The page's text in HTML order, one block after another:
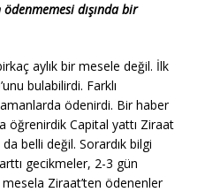
dışında bir
aylık bir mesele değil. İlk
bulabilirdi. Farklı
ödenirdi. Bir haber
öğrenirdik Capital yattı Ziraat
belli değil. Sorardık bilgi
gecikmeler, 2-3 gün
Ziraat’ten ödenenler